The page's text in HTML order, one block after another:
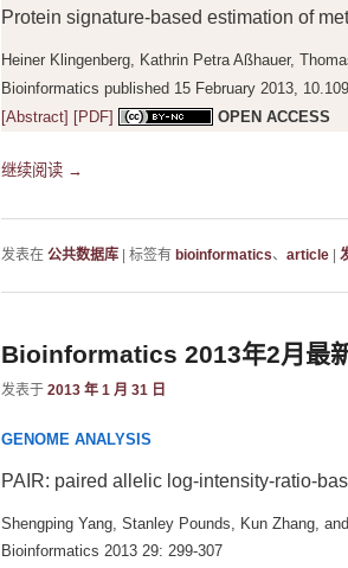
Protein signature-based estimation of
Heiner Klingenberg, Kathrin Petra Aßhauer,
Bioinformatics published 15 February 2013,
[Abstract] [PDF] OPEN ACCESS
继续阅读 →
发表在 公共数据库 标签有 bioinformatics、 article
Bioinformatics 2013年2月最
发表于 2013 年 1 月 31 日
GENOME ANALYSIS
PAIR: paired allelic log-intensity-ratio-
Shengping Yang, Stanley Pounds, Kun Zhang,
Bioinformatics 2013 29: 299-307